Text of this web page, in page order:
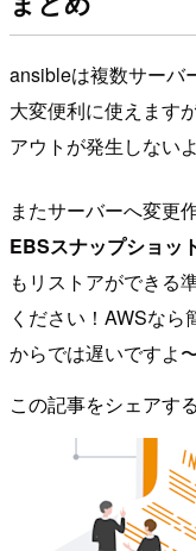
ansibleは複数サーバ
大変便利に使えます
アウトが発生しない
またサーバーへ変更
EBSスナップショッ
もリストアができる
ください！AWSな
からでは遅いですよ
この記事をシェアする